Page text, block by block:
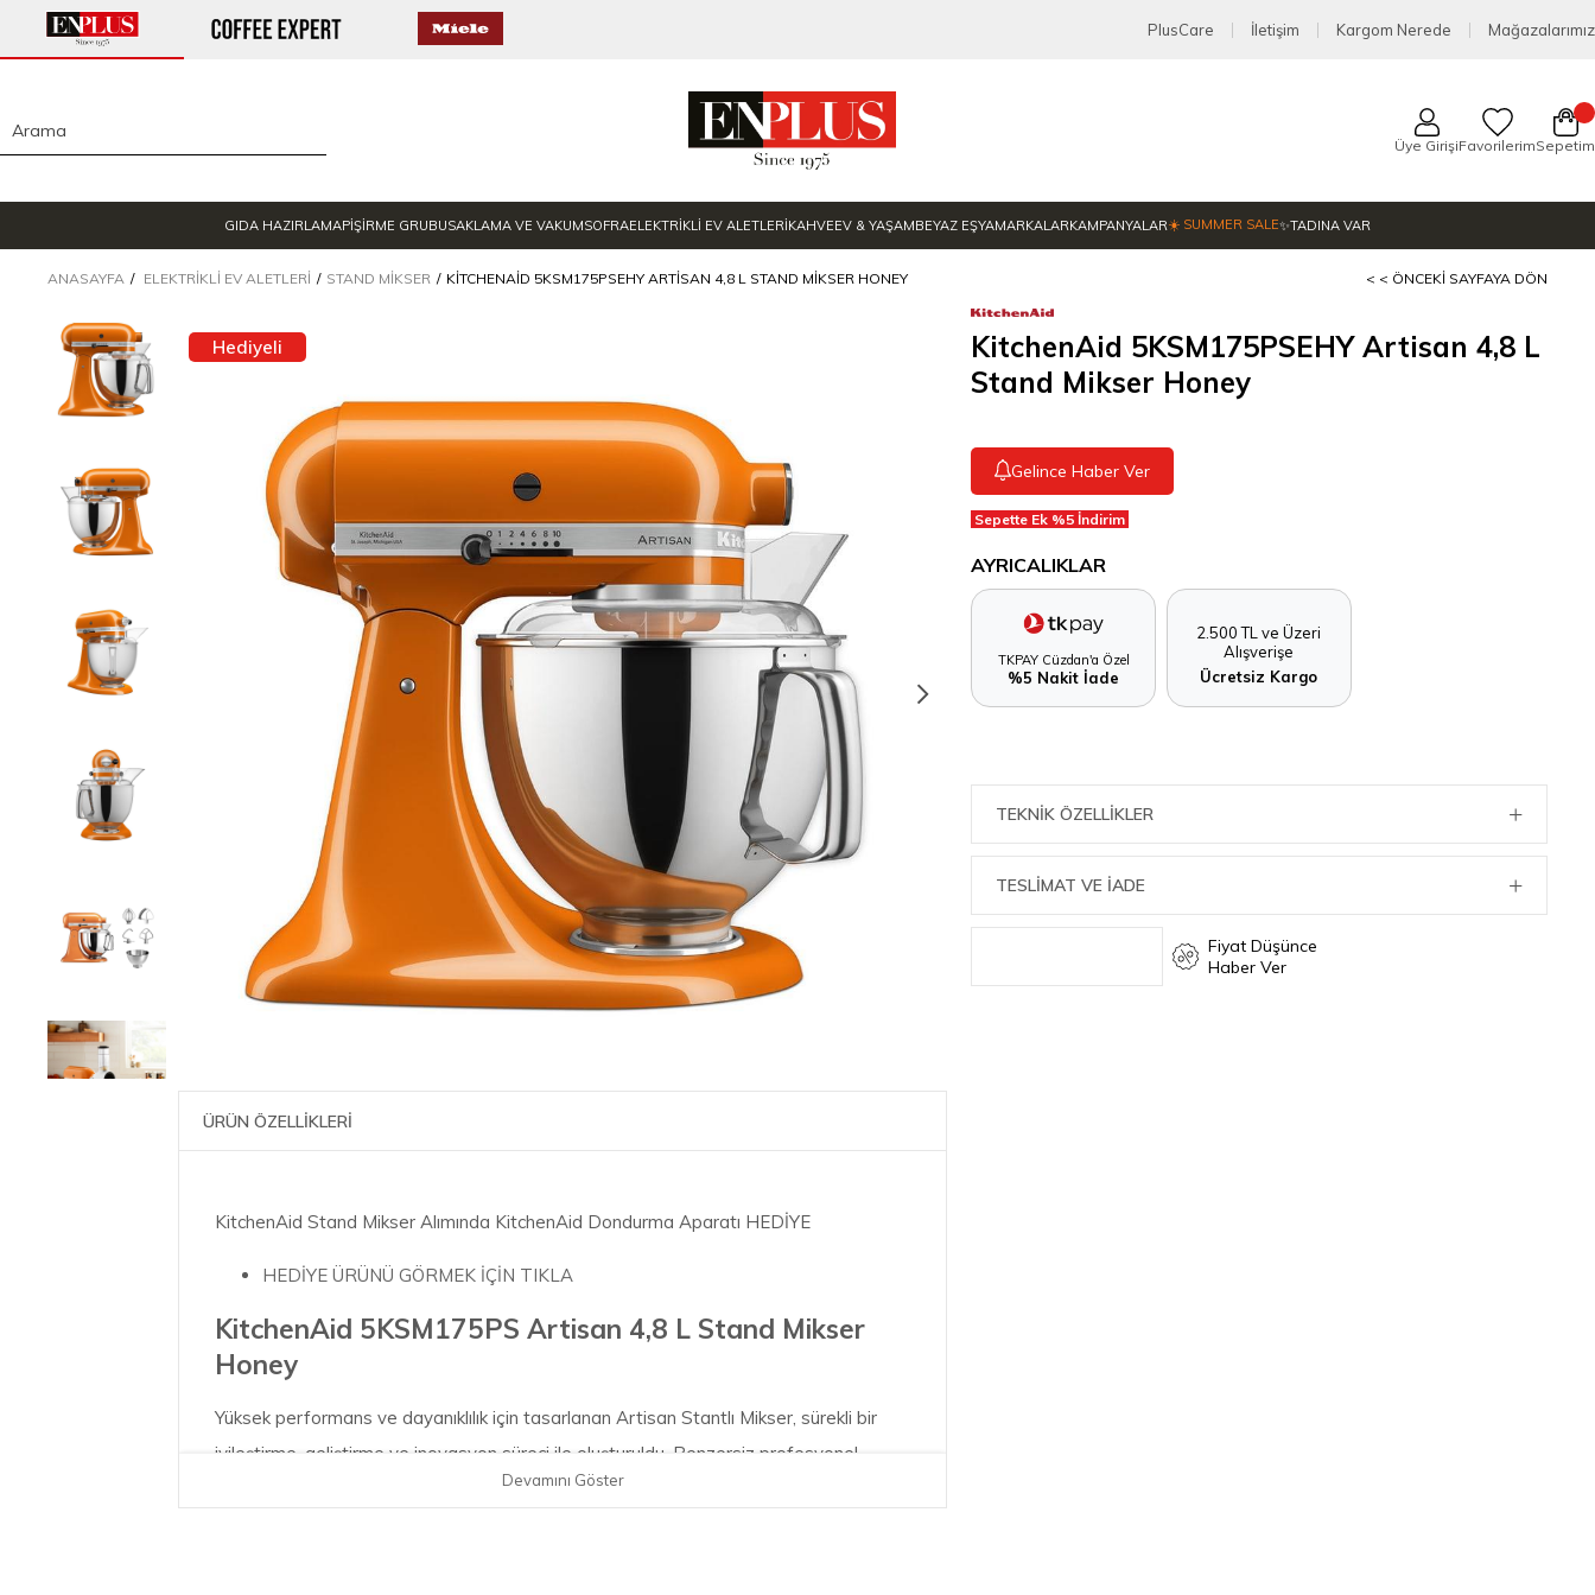
PlusCare İletişim Kargom Nerede Mağazalarımız
Üye GirişiFavorilerimSepetim
GIDA HAZIRLAMAPİŞİRME GRUBUSAKLAMA VE VAKUMSOFRAELEKTRİKLİ EV ALETLERİKAHVEEV & YAŞAMBEYAZ EŞYAMARKALARKAMPANYALAR☀️ SUMMER SALE✨TADINA VAR
ANASAYFA ELEKTRIKLI EV ALETLERI STAND MIKSER KITCHENAID 5KSM175PSEHY ARTISAN 4,8 L STAND MIKSER HONEY < < ÖNCEKI SAYFAYA DÖN
Hediyeli
ÜRÜN ÖZELLİKLERİ
KitchenAid Stand Mikser Alımında KitchenAid Dondurma Aparatı HEDİYE
HEDİYE ÜRÜNÜ GÖRMEK İÇİN TIKLA
KitchenAid 5KSM175PS Artisan 4,8 L Stand Mikser
Honey
Yüksek performans ve dayanıklılık için tasarlanan Artisan Stantlı Mikser, sürekli bir
iyileştirme, geliştirme ve inovasyon süreci ile oluşturuldu. Benzersiz profesyonel
tasarımı ile adeta bir uzvunuz haline gelir, hayal gücünüzü, becerilerinizi geliştirerek
Devamını Göster
KitchenAid 5KSM175PSEHY Artisan 4,8 L
Stand Mikser Honey
Gelince Haber Ver
Sepette Ek %5 İndirim
AYRICALIKLAR
TKPAY Cüzdan'a Özel
%5 Nakit İade
2.500 TL ve Üzeri
Alışverişe
Ücretsiz Kargo
TEKNIK ÖZELLIKLER
TESLİMAT VE İADE
Fiyat Düşünce
Haber Ver